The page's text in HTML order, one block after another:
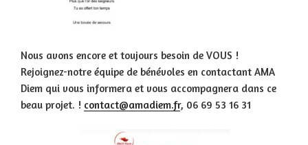
Nous avons encore et toujours besoin de VOUS !
Rejoignez-notre équipe de bénévoles en contactant AMA
Diem qui vous informera et vous accompagnera dans ce
beau projet. ! contact@amadiem.fr, 06 69 53 16 31